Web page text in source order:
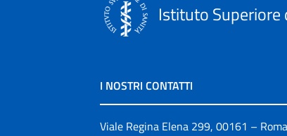
Istituto Superiore
I NOSTRI CONTATTI
Viale Regina Elena 299, 00161 –